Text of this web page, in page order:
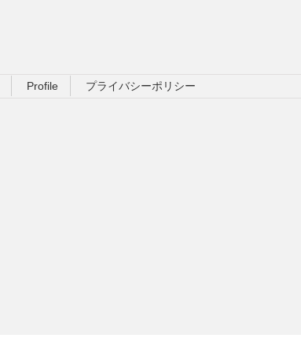
Profile プライバシーポリシー